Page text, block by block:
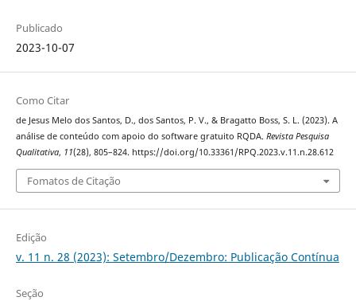
Publicado
2023-10-07
Como Citar
de Jesus Melo dos Santos, D., dos Santos, P. V., & Bragatto Boss, S. L. (2023). A
análise de conteúdo com apoio do software gratuito RQDA. Revista Pesquisa
Qualitativa, 11(28), 805–824. https://doi.org/10.33361/RPQ.2023.v.11.n.28.612
Fomatos de Citação
Edição
v. 11 n. 28 (2023): Setembro/Dezembro: Publicação Contínua
Seção